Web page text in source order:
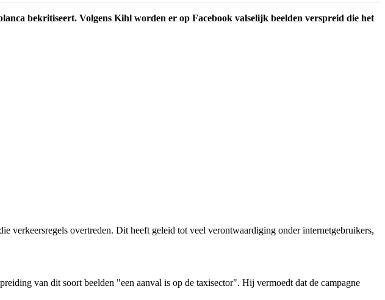
bekritiseert. Volgens Kihl worden er op Facebook valselijk beelden verspreid die het
verkeersregels overtreden. Dit heeft geleid tot veel verontwaardiging onder internetgebruikers,
van dit soort beelden "een aanval is op de taxisector". Hij vermoedt dat de campagne